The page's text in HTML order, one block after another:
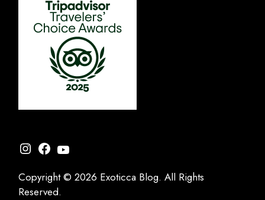
Instagram
Facebook
YouTube
Copyright © 2026 Exoticca Blog. All Rights
Reserved.